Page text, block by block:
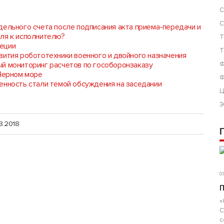
счета после подписания акта приема-передачи и
к исполнителю?
робототехники военного и двойного назначения
расчетов по гособоронзаказу
море
стали темой обсуждения на заседании